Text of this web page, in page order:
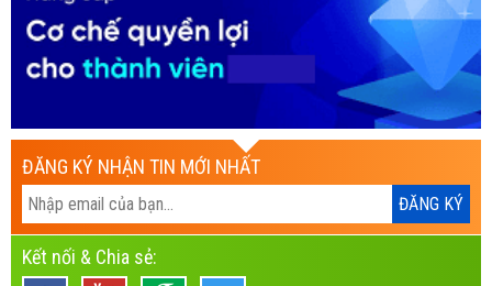
ĐĂNG KÝ NHẬN TIN MỚI NHẤT
Kết nối & Chia sẻ: